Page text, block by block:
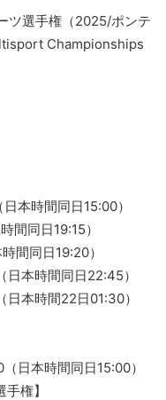
ツ選手権（2025/ポンテ
Championships
本時間同日15:00）
間同日19:15）
間同日19:20）
本時間同日22:45）
本時間22日01:30）
日本時間同日15:00）
権】